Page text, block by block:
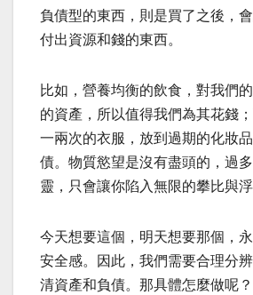
負債型的東西，則是買了之後，
付出資源和錢的東西。
比如，營養均衡的飲食，對我們
的資產，所以值得我們為其花錢
一兩次的衣服，放到過期的化妝
債。物質慾望是沒有盡頭的，過
靈，只會讓你陷入無限的攀比與浮
今天想要這個，明天想要那個，
安全感。因此，我們需要合理分
清資產和負債。那具體怎麼做呢？